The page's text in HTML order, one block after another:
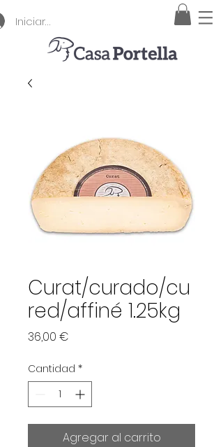
Iniciar sesión
Curat/curado/cu
red/affiné 1.25kg
36,00 €
Cantidad *
Agregar al carrito